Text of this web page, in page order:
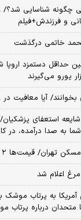
چگونه شناسایی شد؟/
و فرزندش+فیلم
خاتمی درگذشت
حداقل دستمزد اروپا
بخوانند/ آیا معافیت
استعفای
به صدا درآمده، در
قیمت‌ها ۲ برابر شد، خریدار ناپدید شد
اعلام شد
به پرتاب موشک
متحدان درباره